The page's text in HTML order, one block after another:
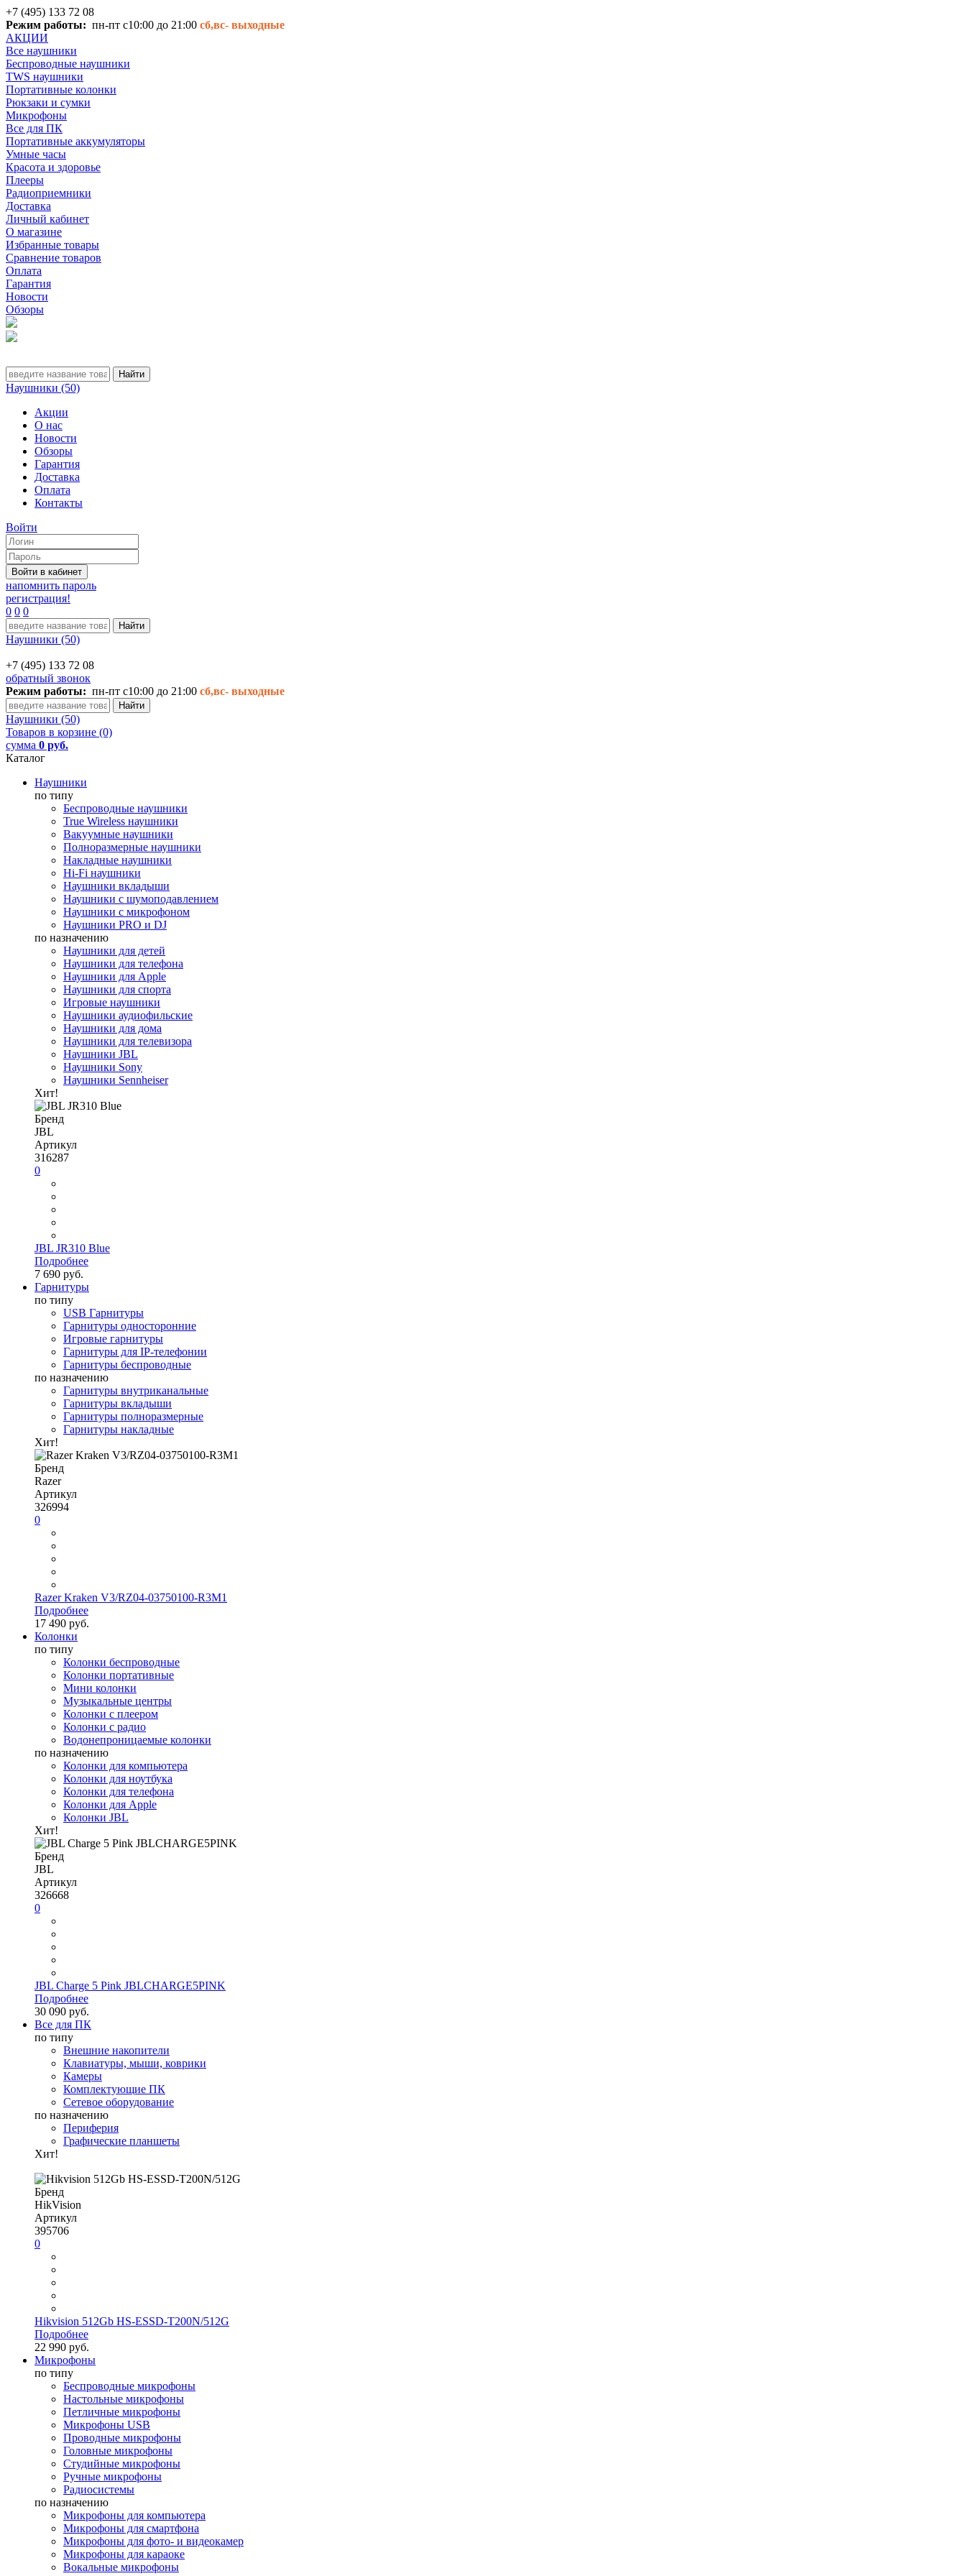
+7 (495) 133 72 08
Режим работы: пн-пт с10:00 до 21:00 сб,вс- выходные
АКЦИИ
Все наушники
Беспроводные наушники
TWS наушники
Портативные колонки
Рюкзаки и сумки
Микрофоны
Все для ПК
Портативные аккумуляторы
Умные часы
Красота и здоровье
Плееры
Радиоприемники
Доставка
Личный кабинет
О магазине
Избранные товары
Сравнение товаров
Оплата
Гарантия
Новости
Обзоры
Наушники (50)
Акции
О нас
Новости
Обзоры
Гарантия
Доставка
Оплата
Контакты
Войти
напомнить пароль
регистрация!
0 0 0
Наушники (50)
+7 (495) 133 72 08
обратный звонок
Режим работы: пн-пт с10:00 до 21:00 сб,вс- выходные
Наушники (50)
Товаров в корзине (0)
сумма 0 руб.
Каталог
Наушники
по типу
Беспроводные наушники
True Wireless наушники
Вакуумные наушники
Полноразмерные наушники
Накладные наушники
Hi-Fi наушники
Наушники вкладыши
Наушники с шумоподавлением
Наушники с микрофоном
Наушники PRO и DJ
по назначению
Наушники для детей
Наушники для телефона
Наушники для Apple
Наушники для спорта
Игровые наушники
Наушники аудиофильские
Наушники для дома
Наушники для телевизора
Наушники JBL
Наушники Sony
Наушники Sennheiser
Хит!
Бренд
JBL
Артикул
316287
0
JBL JR310 Blue
Подробнее
7 690 руб.
Гарнитуры
по типу
USB Гарнитуры
Гарнитуры односторонние
Игровые гарнитуры
Гарнитуры для IP-телефонии
Гарнитуры беспроводные
по назначению
Гарнитуры внутриканальные
Гарнитуры вкладыши
Гарнитуры полноразмерные
Гарнитуры накладные
Хит!
Бренд
Razer
Артикул
326994
0
Razer Kraken V3/RZ04-03750100-R3M1
Подробнее
17 490 руб.
Колонки
по типу
Колонки беспроводные
Колонки портативные
Мини колонки
Музыкальные центры
Колонки с плеером
Колонки с радио
Водонепроницаемые колонки
по назначению
Колонки для компьютера
Колонки для ноутбука
Колонки для телефона
Колонки для Apple
Колонки JBL
Хит!
Бренд
JBL
Артикул
326668
0
JBL Charge 5 Pink JBLCHARGE5PINK
Подробнее
30 090 руб.
Все для ПК
по типу
Внешние накопители
Клавиатуры, мыши, коврики
Камеры
Комплектующие ПК
Сетевое оборудование
по назначению
Периферия
Графические планшеты
Хит!
Бренд
HikVision
Артикул
395706
0
Hikvision 512Gb HS-ESSD-T200N/512G
Подробнее
22 990 руб.
Микрофоны
по типу
Беспроводные микрофоны
Настольные микрофоны
Петличные микрофоны
Микрофоны USB
Проводные микрофоны
Головные микрофоны
Студийные микрофоны
Ручные микрофоны
Радиосистемы
по назначению
Микрофоны для компьютера
Микрофоны для смартфона
Микрофоны для фото- и видеокамер
Микрофоны для караоке
Вокальные микрофоны